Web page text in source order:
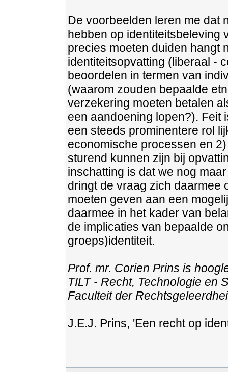
De voorbeelden leren me dat
hebben op identiteitsbeleving
precies moeten duiden hangt
identiteitsopvatting (liberaal -
beoordelen in termen van
(waarom zouden bepaalde
verzekering moeten betalen
een aandoening lopen?). Feit
een steeds prominentere rol
economische processen en
sturend kunnen zijn bij
inschatting is dat we nog
dringt de vraag zich daarmee
moeten geven aan een
daarmee in het kader van
de implicaties van bepaalde
groeps)identiteit.
Prof. mr. Corien Prins is
TILT - Recht, Technologie en
Faculteit der
J.E.J. Prins, 'Een recht op